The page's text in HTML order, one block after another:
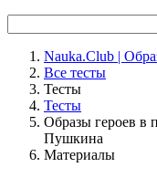
Nauka.Club |
Все тесты
Тесты
Тесты
Образы героев в
Пушкина
Материалы